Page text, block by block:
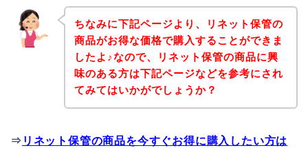
ちなみに下記ページより、リネット保管の
商品がお得な価格で購入することができま
したよ♪なので、リネット保管の商品に興
味のある方は下記ページなどを参考にされ
てみてはいかがでしょうか？
⇒ リネット保管の商品を今すぐお得に購入したい方は